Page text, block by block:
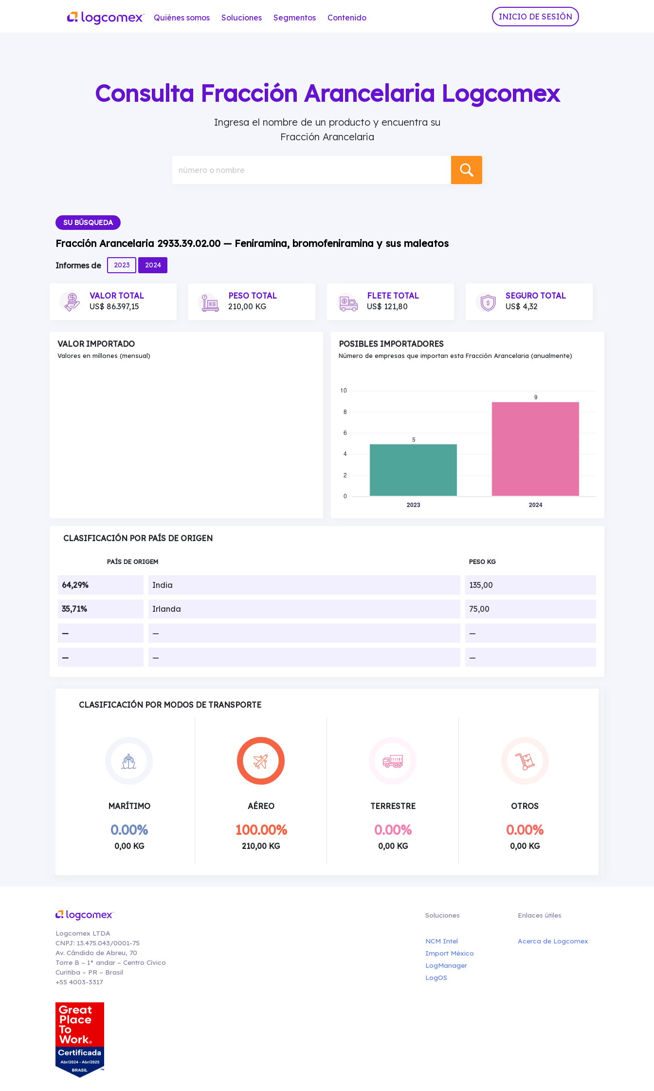
Quiénes somos Soluciones Segmentos Contenido INICIO DE SESIÓN
Consulta Fracción Arancelaria Logcomex
Ingresa el nombre de un producto y encuentra su
Fracción Arancelaria
número o nombre
SU BÚSQUEDA
Fracción Arancelaria 2933.39.02.00 — Feniramina, bromofeniramina y sus maleatos
Informes de 2023 2024
VALOR TOTAL
US$ 86.397,15
PESO TOTAL
210,00 KG
FLETE TOTAL
US$ 121,80
SEGURO TOTAL
US$ 4,32
VALOR IMPORTADO
Valores en millones (mensual)
POSIBLES IMPORTADORES
Número de empresas que importan esta Fracción Arancelaria (anualmente)
CLASIFICACIÓN POR PAÍS DE ORIGEN
PAÍS DE ORIGEM PESO KG
64,29% India 135,00
35,71% Irlanda 75,00
— — —
— — —
CLASIFICACIÓN POR MODOS DE TRANSPORTE
MARÍTIMO
0.00%
0,00 KG
AÉREO
100.00%
210,00 KG
TERRESTRE
0.00%
0,00 KG
OTROS
0.00%
0,00 KG
Logcomex LTDA
CNPJ: 13.475.043/0001-75
Av. Cândido de Abreu, 70
Torre B – 1° andar – Centro Cívico
Curitiba – PR – Brasil
+55 4003-3317
Soluciones
NCM Intel
Import México
LogManager
LogOS
Enlaces útiles
Acerca de Logcomex